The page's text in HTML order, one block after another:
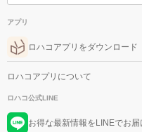
アプリ
ロハコアプリをダウンロード
ロハコアプリについて
ロハコ公式LINE
お得な最新情報をLINEでお届